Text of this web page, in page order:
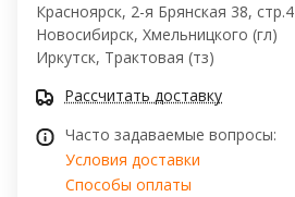
Красноярск, 2-я Брянская 38, стр.4
Новосибирск, Хмельницкого (гл)
Иркутск, Трактовая (тз)
Рассчитать доставку
Часто задаваемые вопросы:
Условия доставки
Способы оплаты